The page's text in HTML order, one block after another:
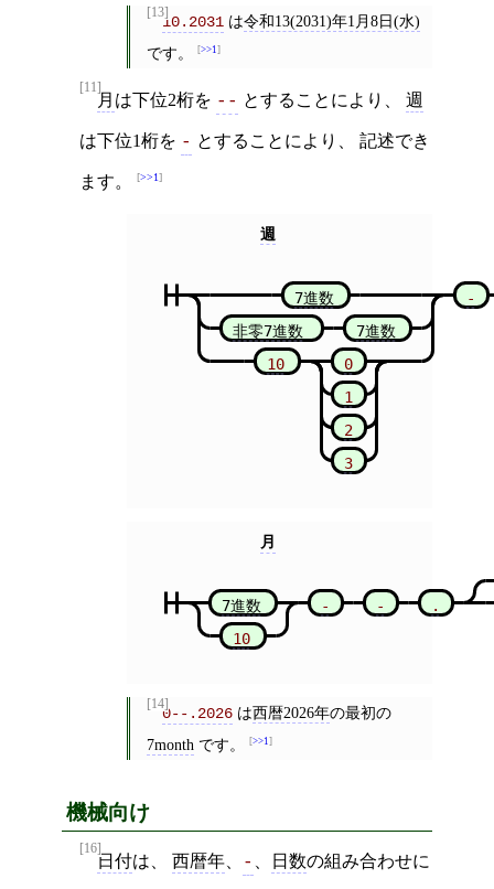
[13]
10.2031 は令和13(2031)年1月8日(水)
です。
>>1
[11]
月 は下位2桁を -- とすることにより、 週
は下位1桁を - とすることにより、 記述でき
ます。 >>1
週
7進数
非零7進数
7進数
10
0
1
2
3
-
月
7進数
10
- - .
[14]
0--.2026は西暦2026年の最初の
7month です。 >>1
機械向け
[16]
日付は、 西暦年、 - 、 日数の組み合わせに